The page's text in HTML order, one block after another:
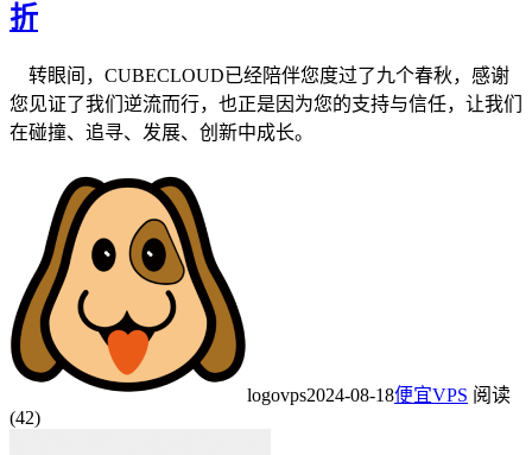
折
转眼间，CUBECLOUD已经陪伴您度过了九个春秋，感谢
您见证了我们逆流而行，也正是因为您的支持与信任，让我们
在碰撞、追寻、发展、创新中成长。
logovps2024-08-18便宜VPS 阅读
(42)